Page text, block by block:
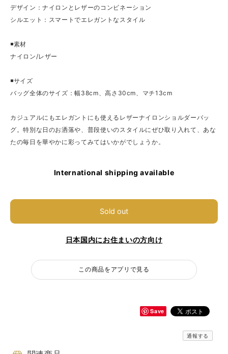
デザイン：ナイロンとレザーのコンビネーション
シルエット：スマートでエレガントなスタイル
◾️素材
ナイロン/レザー
◾️サイズ
バッグ全体のサイズ：幅38cm、高さ30cm、マチ13cm
カジュアルにもエレガントにも使えるレザーナイロンショルダーバッ
グ。特別な日のお洒落や、普段使いのスタイルにぜひ取り入れて、あな
たの毎日を華やかに彩ってみてはいかがでしょうか。
International shipping available
Sold out
日本国内にお住まいの方向け
この商品をアプリで見る
Save
通報する